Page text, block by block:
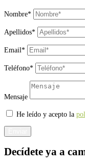
Nombre*
Apellidos*
Email*
Teléfono*
Mensaje
He leído y acepto la
Decídete ya a